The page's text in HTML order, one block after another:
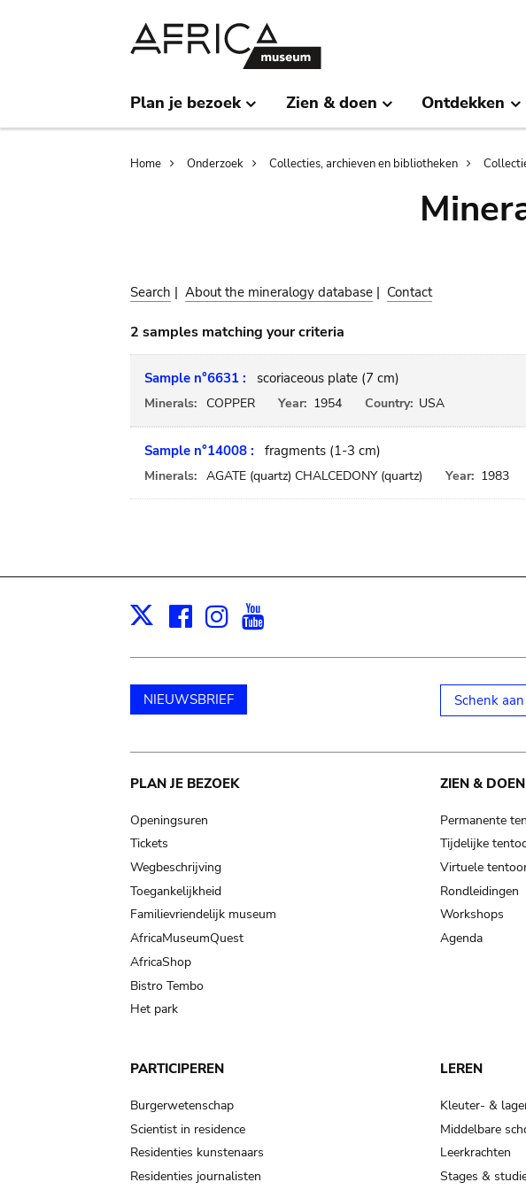
Plan je bezoek Zien & doen Ontdekken
Breadcrumb
Home Onderzoek Collecties, archieven en bibliotheken
Search | About the mineralogy database | Contact
2 samples matching your criteria
Sample n°6631 : scoriaceous plate (7 cm)
Minerals: COPPER Year: 1954 Country: USA
Sample n°14008 : fragments (1-3 cm)
Minerals: AGATE (quartz) CHALCEDONY (quartz) Year: 1983
X Facebook
Instagram
NIEUWSBRIEF Schenk
Main
navigation
PLAN JE BEZOEK
Openingsuren
Tickets
Wegbeschrijving
Toegankelijkheid
Familievriendelijk museum
AfricaMuseumQuest
AfricaShop
Bistro Tembo
Het park
ZIEN & DOEN
Permanente
Tijdelijke
Virtuele
Rondleidingen
Workshops
Agenda
PARTICIPEREN
Burgerwetenschap
Scientist in residence
Residenties kunstenaars
Residenties journalisten
LEREN
Kleuter- &
Middelbare
Leerkrachten
Stages &